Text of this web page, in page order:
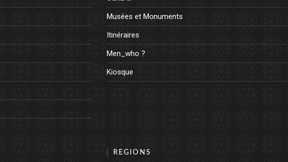
Musées et Monuments
Itinéraires
Men_who ?
Kiosque
REGIONS